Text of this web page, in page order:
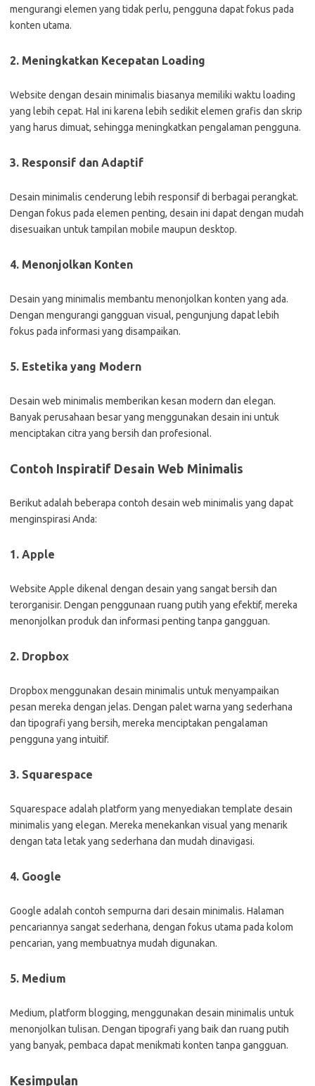
mengurangi elemen yang tidak perlu, pengguna dapat fokus pada
konten utama.
2. Meningkatkan Kecepatan Loading
Website dengan desain minimalis biasanya memiliki waktu loading
yang lebih cepat. Hal ini karena lebih sedikit elemen grafis dan skrip
yang harus dimuat, sehingga meningkatkan pengalaman pengguna.
3. Responsif dan Adaptif
Desain minimalis cenderung lebih responsif di berbagai perangkat.
Dengan fokus pada elemen penting, desain ini dapat dengan mudah
disesuaikan untuk tampilan mobile maupun desktop.
4. Menonjolkan Konten
Desain yang minimalis membantu menonjolkan konten yang ada.
Dengan mengurangi gangguan visual, pengunjung dapat lebih
fokus pada informasi yang disampaikan.
5. Estetika yang Modern
Desain web minimalis memberikan kesan modern dan elegan.
Banyak perusahaan besar yang menggunakan desain ini untuk
menciptakan citra yang bersih dan profesional.
Contoh Inspiratif Desain Web Minimalis
Berikut adalah beberapa contoh desain web minimalis yang dapat
menginspirasi Anda:
1. Apple
Website Apple dikenal dengan desain yang sangat bersih dan
terorganisir. Dengan penggunaan ruang putih yang efektif, mereka
menonjolkan produk dan informasi penting tanpa gangguan.
2. Dropbox
Dropbox menggunakan desain minimalis untuk menyampaikan
pesan mereka dengan jelas. Dengan palet warna yang sederhana
dan tipografi yang bersih, mereka menciptakan pengalaman
pengguna yang intuitif.
3. Squarespace
Squarespace adalah platform yang menyediakan template desain
minimalis yang elegan. Mereka menekankan visual yang menarik
dengan tata letak yang sederhana dan mudah dinavigasi.
4. Google
Google adalah contoh sempurna dari desain minimalis. Halaman
pencariannya sangat sederhana, dengan fokus utama pada kolom
pencarian, yang membuatnya mudah digunakan.
5. Medium
Medium, platform blogging, menggunakan desain minimalis untuk
menonjolkan tulisan. Dengan tipografi yang baik dan ruang putih
yang banyak, pembaca dapat menikmati konten tanpa gangguan.
Kesimpulan